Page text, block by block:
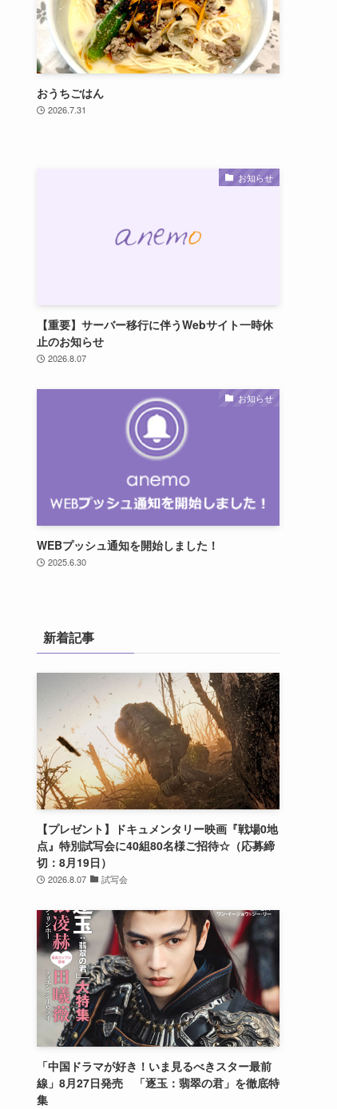
おうちごはん
2026.7.31
お知らせ
【重要】サーバー移行に伴うWebサイト一時休
止のお知らせ
2026.8.07
お知らせ
WEBプッシュ通知を開始しました！
2025.6.30
新着記事
【プレゼント】ドキュメンタリー映画『戦場0地
点』特別試写会に40組80名様ご招待☆（応募締
切：8月19日）
2026.8.07 試写会
「中国ドラマが好き！いま見るべきスター最前
線」8月27日発売 「逐玉：翡翠の君」を徹底特
集